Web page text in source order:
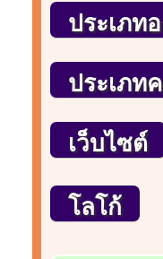
ประเภท
ประเภท
เว็บไซต์
โลโก้